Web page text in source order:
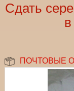
Сдать
ПОЧТОВЫЕ